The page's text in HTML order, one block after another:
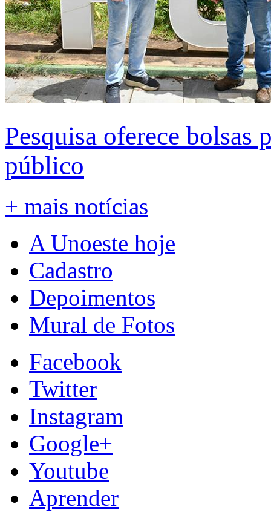
Pesquisa oferece bolsas
público
+ mais notícias
A Unoeste hoje
Cadastro
Depoimentos
Mural de Fotos
Facebook
Twitter
Instagram
Google+
Youtube
Aprender